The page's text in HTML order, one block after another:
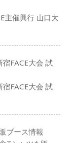
主催興行 山口大
FACE大会 試
FACE大会 試
ブース情報